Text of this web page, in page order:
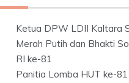
Ketua DPW LDII Kaltara
Merah Putih dan Bhakti
RI ke-81
Panitia Lomba HUT ke-81